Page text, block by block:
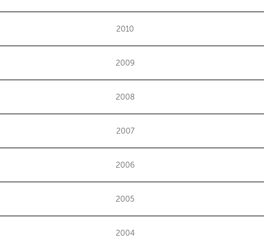
2010
2009
2008
2007
2006
2005
2004